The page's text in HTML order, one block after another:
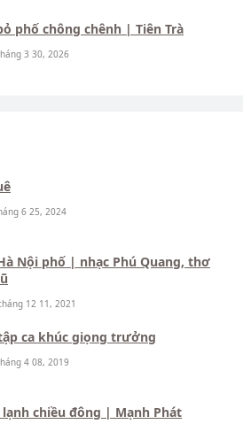
phố chông chênh | Tiên Trà
3 30, 2026
6 25, 2024
Nội phố | nhạc Phú Quang, thơ
12 11, 2021
ca khúc giọng trưởng
4 08, 2019
chiều đông | Mạnh Phát